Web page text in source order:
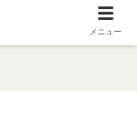
メニュー